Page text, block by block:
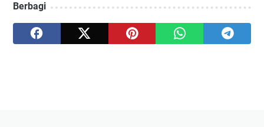
Berbagi